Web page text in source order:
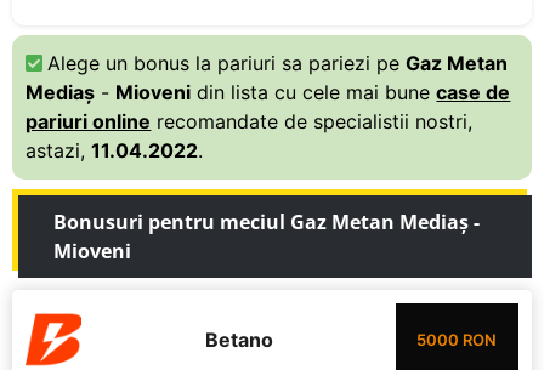
Alege un bonus la pariuri sa pariezi peGaz Metan
Mediaş - Mioveni din lista cu cele mai bunecase de
pariuri online recomandate de specialistii nostri,
astazi,11.04.2022.
Bonusuri pentru meciul Gaz Metan Mediaş -
Mioveni
Betano 5000 RON